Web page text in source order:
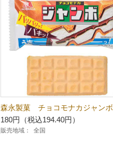
森永製菓 チョコモナカジャンボ
180円（税込194.40円）
販売地域： 全国